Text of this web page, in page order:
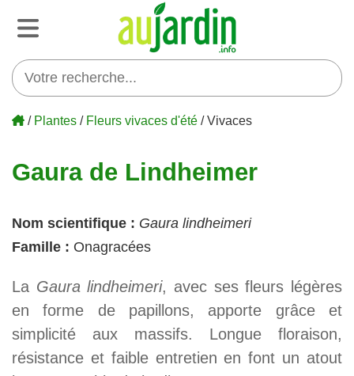
/ Plantes / Fleurs vivaces d'été / Vivaces
Gaura de Lindheimer
Nom scientifique : Gaura lindheimeri
Famille : Onagracées
La Gaura lindheimeri, avec ses fleurs légères
en forme de papillons, apporte grâce et
simplicité aux massifs. Longue floraison,
résistance et faible entretien en font un atout